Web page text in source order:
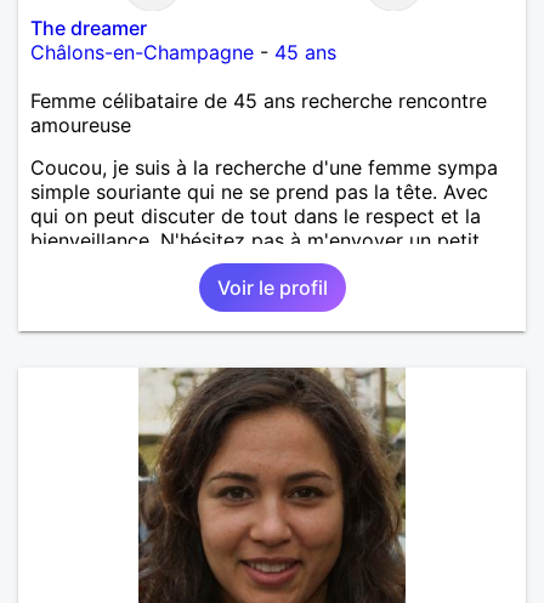
The dreamer
Châlons-en-Champagne - 45 ans
Femme célibataire de 45 ans recherche rencontre
amoureuse
Coucou, je suis à la recherche d'une femme sympa
simple souriante qui ne se prend pas la tête. Avec
qui on peut discuter de tout dans le respect et la
bienveillance. N'hésitez pas à m'envoyer un petit
message pour faire connaissance.
Voir le profil